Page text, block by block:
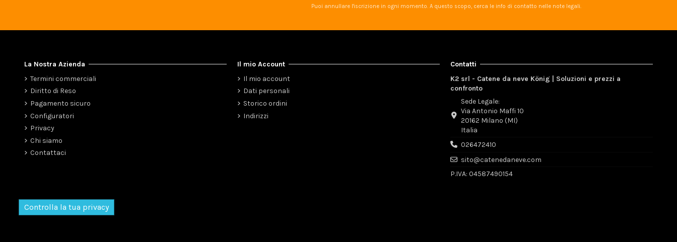
Puoi annullare l'iscrizione in ogni momento. A questo scopo, cerca le info di contatto nelle note legali.
La Nostra Azienda
Termini commerciali
Diritto di Reso
Pagamento sicuro
Configuratori
Privacy
Chi siamo
Contattaci
Il mio Account
Il mio account
Dati personali
Storico ordini
Indirizzi
Contatti
K2 srl - Catene da neve König | Soluzioni e prezzi a
confronto
Sede Legale:
Via Antonio Maffi 10
20162 Milano (MI)
Italia
026472410
sito@catenedaneve.com
P.IVA: 04587490154
Controlla la tua privacy